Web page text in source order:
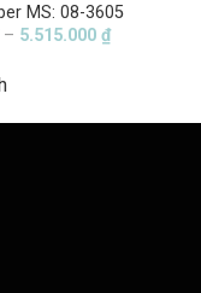
MS: 08-3605
– 5.515.000 ₫Khoảng
giá:
5.515.000 ₫